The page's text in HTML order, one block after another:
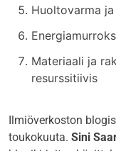
Huoltovarma
Materiaali ja
resurssitiivis
Ilmiöverkoston
toukokuuta. Sini